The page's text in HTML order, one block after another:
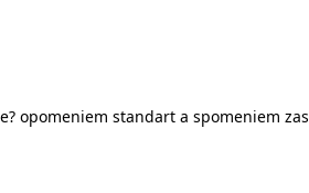
opomeniem standart a spomeniem